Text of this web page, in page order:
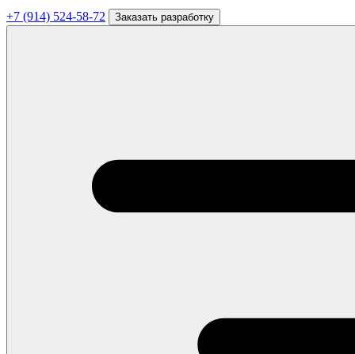
+7 (914) 524-58-72 Заказать разработку